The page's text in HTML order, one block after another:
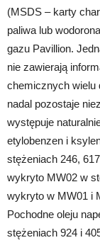
(MSDS – karty
paliwa lub
gazu Pavillion.
nie zawierają
chemicznych wielu
nadal pozostaje
występuje
etylobenzen i
stężeniach 246,
wykryto MW02 w
wykryto w MW01 i
Pochodne oleju
stężeniach 924 i